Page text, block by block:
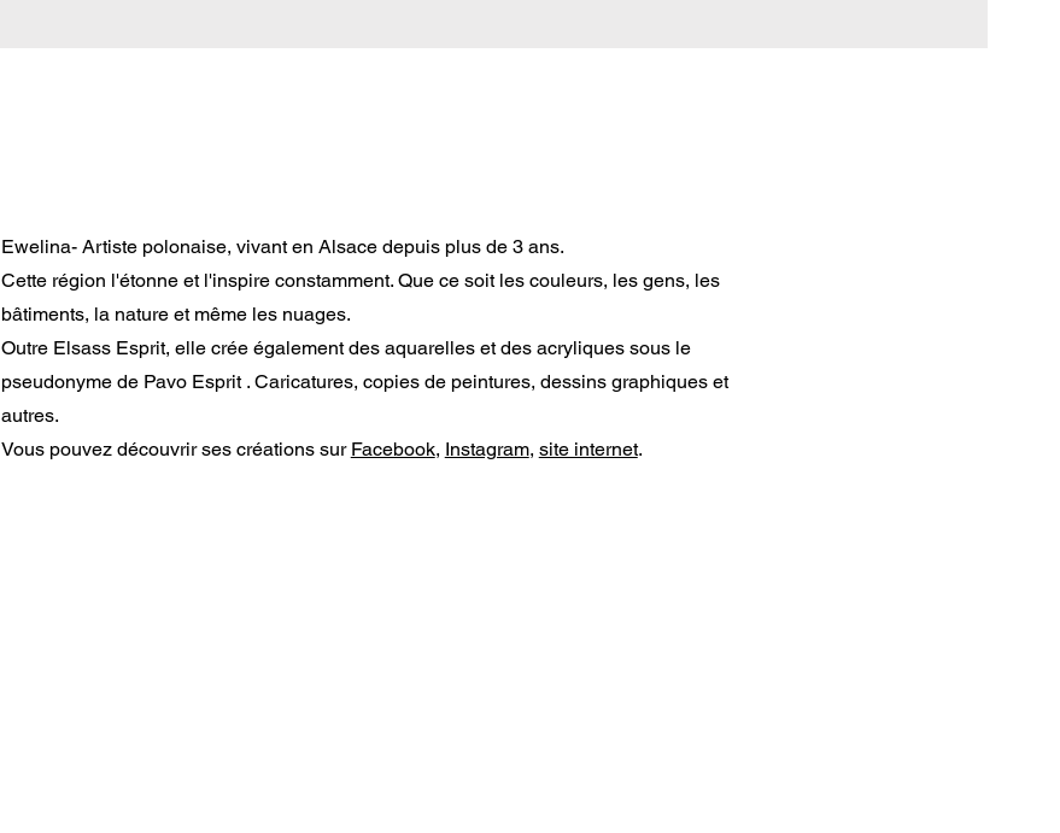
Ewelina- Artiste polonaise, vivant en Alsace depuis plus de 3 ans.
Cette région l'étonne et l'inspire constamment. Que ce soit les couleurs, les gens, les
bâtiments, la nature et même les nuages.
Outre Elsass Esprit, elle crée également des aquarelles et des acryliques sous le
pseudonyme de Pavo Esprit . Caricatures, copies de peintures, dessins graphiques et
autres.
Vous pouvez découvrir ses créations sur Facebook, Instagram, site internet.